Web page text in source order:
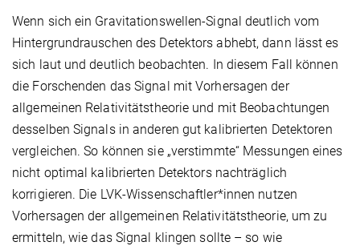
Wenn sich ein Gravitationswellen-Signal deutlich vom
Hintergrundrauschen des Detektors abhebt, dann lässt es
sich laut und deutlich beobachten. In diesem Fall können
die Forschenden das Signal mit Vorhersagen der
allgemeinen Relativitätstheorie und mit Beobachtungen
desselben Signals in anderen gut kalibrierten Detektoren
vergleichen. So können sie „verstimmte“ Messungen eines
nicht optimal kalibrierten Detektors nachträglich
korrigieren. Die LVK-Wissenschaftler*innen nutzen
Vorhersagen der allgemeinen Relativitätstheorie, um zu
ermitteln, wie das Signal klingen sollte – so wie